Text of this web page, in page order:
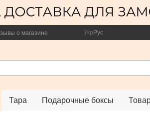
о магазине Укр Рус
Тара Подарочные боксы